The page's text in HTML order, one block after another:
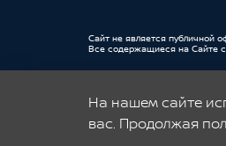
Cайт не является публичной
Все содержащиеся на Сайте
На нашем сайте
вас. Продолжая